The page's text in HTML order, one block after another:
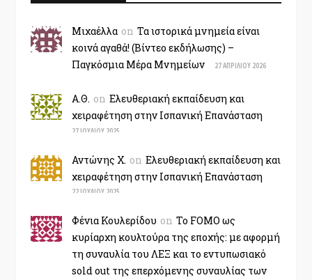
Μιχαέλλα on Τα ιστορικά μνημεία είναι
κοινά αγαθά! (Βίντεο εκδήλωσης) –
Παγκόσμια Μέρα Μνημείων
27 ΑΠΡΙΛΊΟΥ 2026
Α.Θ. on Ελευθεριακή εκπαίδευση και
χειραφέτηση στην Ισπανική Επανάσταση
27 ΙΟΥΛΊΟΥ 2025
Αντώνης Χ. on Ελευθεριακή εκπαίδευση και
χειραφέτηση στην Ισπανική Επανάσταση
22 ΙΟΥΛΊΟΥ 2025
Φένια Κουλερίδου on Το FOMO ως
κυρίαρχη κουλτούρα της εποχής: με αφορμή
τη συναυλία του ΛΕΞ και το εντυπωσιακό
sold out της επερχόμενης συναυλίας των